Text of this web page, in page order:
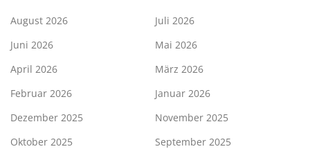
August 2026
Juli 2026
Juni 2026
Mai 2026
April 2026
März 2026
Februar 2026
Januar 2026
Dezember 2025
November 2025
Oktober 2025
September 2025